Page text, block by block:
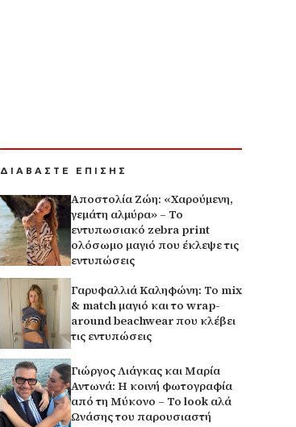
ΔΙΑΒΑΣΤΕ ΕΠΙΣΗΣ
Αποστολία Ζώη: «Χαρούμενη,
γεμάτη αλμύρα» – Το
εντυπωσιακό zebra print
ολόσωμο μαγιό που έκλεψε τις
εντυπώσεις
Γαρυφαλλιά Καληφώνη: Το mix
& match μαγιό και το wrap-
around beachwear που κλέβει
τις εντυπώσεις
Γιώργος Λιάγκας και Μαρία
Αντωνά: Η κοινή φωτογραφία
από τη Μύκονο – Το look αλά
Ωνάσης του παρουσιαστή